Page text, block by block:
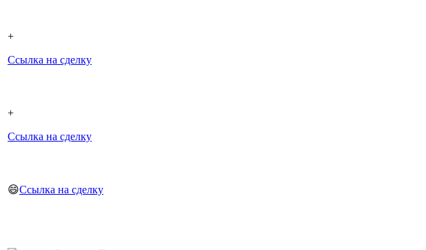
+
Ссылка на сделку
+
Ссылка на сделку
😄Ссылка на сделку